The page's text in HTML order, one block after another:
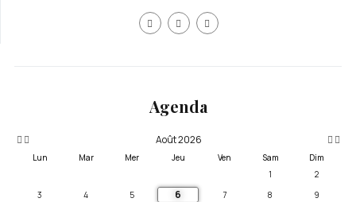
Agenda
Août 2026
Lun Mar Mer Jeu Ven Sam
Dim
1
2
3
4 5 6 7 8
9